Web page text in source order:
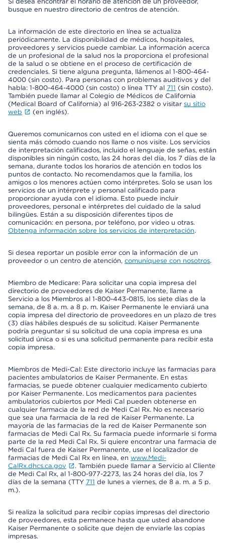
busque en nuestro directorio de centros de atención.
La información de este directorio en línea se actualiza
periódicamente. La disponibilidad de médicos, hospitales,
proveedores y servicios puede cambiar. La información acerca
de un profesional de la salud nos la proporciona el profesional
de la salud o se obtiene en el proceso de certificación de
credenciales. Si tiene alguna pregunta, llámenos al 1-800-464-
4000 (sin costo). Para personas con problemas auditivos y del
habla: 1-800-464-4000 (sin costo) o línea TTY al 711 (sin costo).
También puede llamar al Colegio de Médicos de California
(Medical Board of California) al 916-263-2382 o visitar su sitio
web
(en inglés).
Queremos comunicarnos con usted en el idioma con el que se
sienta más cómodo cuando nos llame o nos visite. Los servicios
de interpretación calificados, incluido el lenguaje de señas, están
disponibles sin ningún costo, las 24 horas del día, los 7 días de la
semana, durante todos los horarios de atención en todos los
puntos de contacto. No recomendamos que la familia, los
amigos o los menores actúen como intérpretes. Solo se usan los
servicios de un intérprete y personal calificado para
proporcionar ayuda con el idioma. Esto puede incluir
proveedores, personal e intérpretes del cuidado de la salud
bilingües. Están a su disposición diferentes tipos de
comunicación: en persona, por teléfono, por video u otras.
Obtenga información sobre los servicios de interpretación.
Si desea reportar un posible error con la información de un
proveedor o un centro de atención, comuníquese con nosotros.
Miembro de Medicare: Para solicitar una copia impresa del
directorio de proveedores de Kaiser Permanente, llame a
Servicio a los Miembros al 1-800-443-0815, los siete días de la
semana, de 8 a. m. a 8 p. m. Kaiser Permanente le enviará una
copia impresa del directorio de proveedores en un plazo de tres
(3) días hábiles después de su solicitud. Kaiser Permanente
podría preguntar si su solicitud de una copia impresa es una
solicitud única o si es una solicitud permanente para recibir esta
copia impresa.
Miembros de Medi-Cal: Este directorio incluye las farmacias para
pacientes ambulatorios de Kaiser Permanente. En estas
farmacias, se puede obtener cualquier medicamento cubierto
por Kaiser Permanente. Los medicamentos para pacientes
ambulatorios cubiertos por Medi Cal pueden obtenerse en
cualquier farmacia de la red de Medi Cal Rx. No es necesario
que sea una farmacia de la red de Kaiser Permanente. La
mayoría de las farmacias de la red de Kaiser Permanente son
farmacias de Medi Cal Rx. Su farmacia puede informarle si forma
parte de la red Medi Cal Rx. Si quiere encontrar una farmacia de
Medi Cal fuera de Kaiser Permanente, use el localizador de
farmacias de Medi Cal Rx en línea, en www.Medi-
CalRx.dhcs.ca.gov
. También puede llamar a Servicio al Cliente
de Medi Cal Rx, al 1-800-977-2273, las 24 horas del día, los 7
días de la semana (TTY 711 de lunes a viernes, de 8 a. m. a 5 p.
m.).
Si realiza la solicitud para recibir copias impresas del directorio
de proveedores, esta permanece hasta que usted abandone
Kaiser Permanente o solicite que dejen de enviarle las copias
impresas.